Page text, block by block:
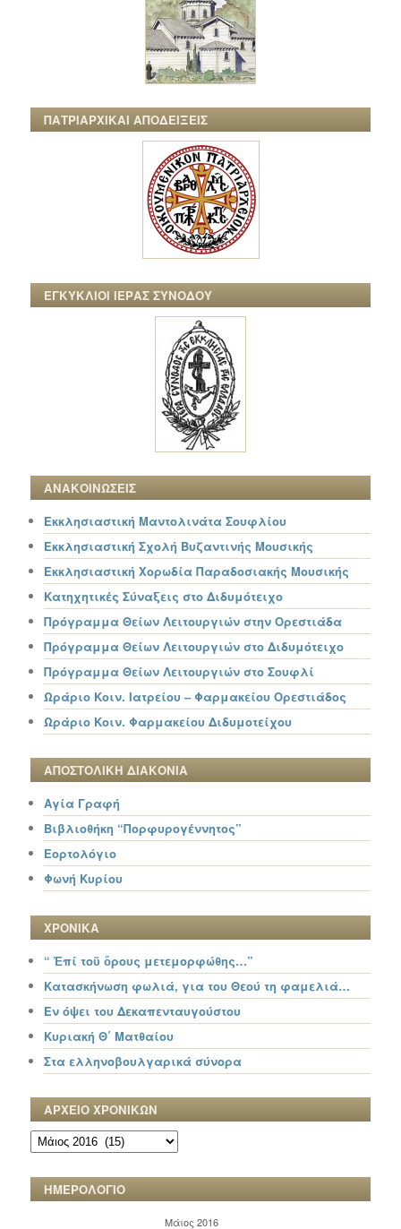
ΠΑΤΡΙΑΡΧΙΚΑΙ ΑΠΟΔΕΙΞΕΙΣ
ΕΓΚΥΚΛΙΟΙ ΙΕΡΑΣ ΣΥΝΟΔΟΥ
ΑΝΑΚΟΙΝΩΣΕΙΣ
Εκκλησιαστική Μαντολινάτα Σουφλίου
Εκκλησιαστική Σχολή Βυζαντινής Μουσικής
Εκκλησιαστική Χορωδία Παραδοσιακής Μουσικής
Κατηχητικές Σύναξεις στο Διδυμότειχο
Πρόγραμμα Θείων Λειτουργιών στην Ορεστιάδα
Πρόγραμμα Θείων Λειτουργιών στο Διδυμότειχο
Πρόγραμμα Θείων Λειτουργιών στο Σουφλί
Ωράριο Κοιν. Ιατρείου – Φαρμακείου Ορεστιάδος
Ωράριο Κοιν. Φαρμακείου Διδυμοτείχου
ΑΠΟΣΤΟΛΙΚΗ ΔΙΑΚΟΝΙΑ
Αγία Γραφή
Βιβλιοθήκη “Πορφυρογέννητος”
Εορτολόγιο
Φωνή Κυρίου
ΧΡΟΝΙΚΑ
“ Ἐπί τοῦ ὄρους μετεμορφώθης…”
Κατασκήνωση φωλιά, για του Θεού τη φαμελιά…
Εν όψει του Δεκαπενταυγούστου
Κυριακή Θ΄ Ματθαίου
Στα ελληνοβουλγαρικά σύνορα
ΑΡΧΕΙΟ ΧΡΟΝΙΚΩΝ
ΑΡΧΕΙΟ
ΧΡΟΝΙΚΩΝ
ΗΜΕΡΟΛΟΓΙΟ
Μάιος 2016